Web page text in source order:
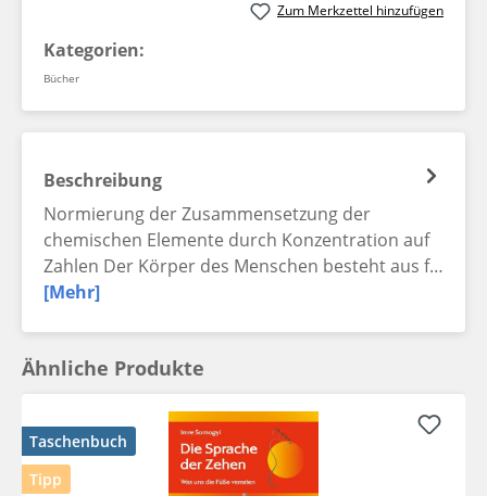
Zum Merkzettel hinzufügen
Kategorien:
Bücher
Beschreibung
Normierung der Zusammensetzung der
chemischen Elemente durch Konzentration auf
Zahlen Der Körper des Menschen besteht aus f…
[Mehr]
Ähnliche Produkte
Taschenbuch
Tipp